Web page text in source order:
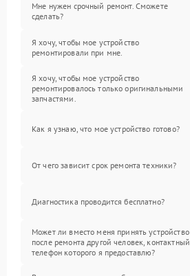
Мне нужен срочный ремонт. Сможете
сделать?
Я хочу, чтобы мое устройство
ремонтировали при мне.
Я хочу, чтобы мое устройство
ремонтировалось только оригинальными
запчастями.
Как я узнаю, что мое устройство готово?
От чего зависит срок ремонта техники?
Диагностика проводится бесплатно?
Может ли вместо меня принять устройство
после ремонта другой человек, контактный
телефон которого я предоставлю?